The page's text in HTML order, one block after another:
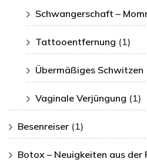
Schwangerschaft –
Tattooentfernung (1)
Übermäßiges Schwitzen
Vaginale Verjüngung (1)
Besenreiser (1)
Botox – Neuigkeiten aus der